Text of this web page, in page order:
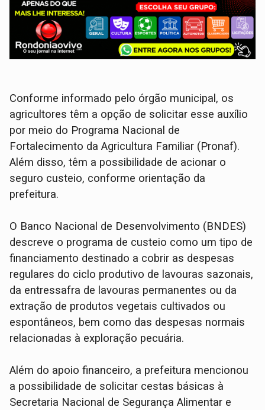
Conforme informado pelo órgão municipal, os
agricultores têm a opção de solicitar esse auxílio
por meio do Programa Nacional de
Fortalecimento da Agricultura Familiar (Pronaf).
Além disso, têm a possibilidade de acionar o
seguro custeio, conforme orientação da
prefeitura.
O Banco Nacional de Desenvolvimento (BNDES)
descreve o programa de custeio como um tipo de
financiamento destinado a cobrir as despesas
regulares do ciclo produtivo de lavouras sazonais,
da entressafra de lavouras permanentes ou da
extração de produtos vegetais cultivados ou
espontâneos, bem como das despesas normais
relacionadas à exploração pecuária.
Além do apoio financeiro, a prefeitura mencionou
a possibilidade de solicitar cestas básicas à
Secretaria Nacional de Segurança Alimentar e